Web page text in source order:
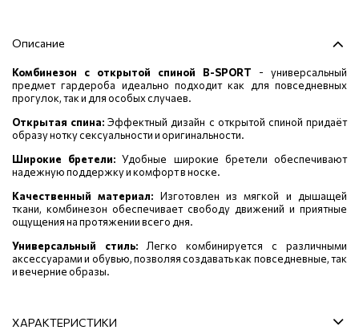
Описание
Комбинезон с открытой спиной B-SPORT - универсальный
предмет гардероба идеально подходит как для повседневных
прогулок, так и для особых случаев.
Открытая спина: Эффектный дизайн с открытой спиной придаёт
образу нотку сексуальности и оригинальности.
Широкие бретели:Удобные широкие бретели обеспечивают
надежную поддержку и комфорт в носке.
Качественный материал: Изготовлен из мягкой и дышащей
ткани, комбинезон обеспечивает свободу движений и приятные
ощущения на протяжении всего дня.
Универсальный стиль: Легко комбинируется с различными
аксессуарами и обувью, позволяя создавать как повседневные, так
и вечерние образы.
ХАРАКТЕРИСТИКИ